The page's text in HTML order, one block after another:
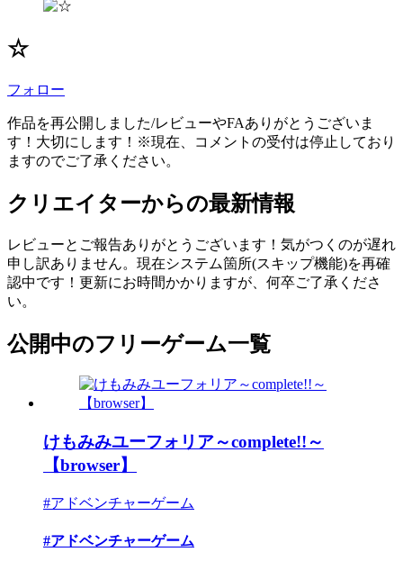
☆
フォロー
作品を再公開しました/レビューやFAありがとうございま
す！大切にします！※現在、コメントの受付は停止しており
ますのでご了承ください。
クリエイターからの最新情報
レビューとご報告ありがとうございます！気がつくのが遅れ
申し訳ありません。現在システム箇所(スキップ機能)を再確
認中です！更新にお時間かかりますが、何卒ご了承くださ
い。
公開中のフリーゲーム一覧
けもみみユーフォリア～complete!!～
【browser】
#アドベンチャーゲーム
#アドベンチャーゲーム